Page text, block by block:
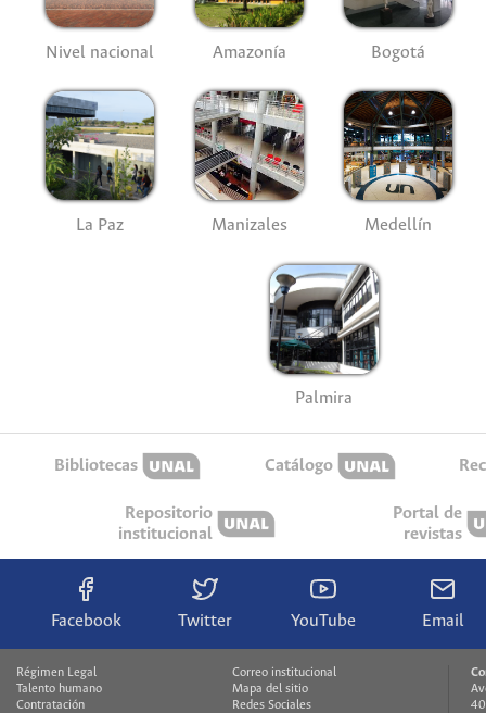
Nivel nacional Amazonía Bogotá
La Paz Manizales Medellín
Palmira
Bibliotecas Catálogo
Repositorio
institucional
Portal de
revistas
Facebook Twitter YouTube Email
Régimen Legal
Talento humano
Contratación
Correo institucional
Mapa del sitio
Redes Sociales